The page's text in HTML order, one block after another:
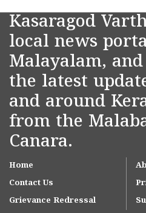
Kasaragod
local news
Malayalam,
the latest
and around
from the
Canara.
Home
Contact Us
Grievance Redressal